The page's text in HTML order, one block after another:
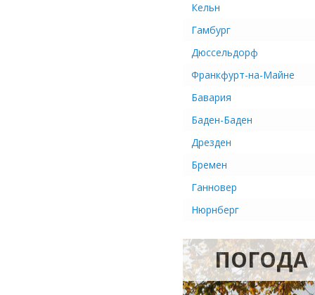
Кельн
Гамбург
Дюссельдорф
Франкфурт-на-Майне
Бавария
Баден-Баден
Дрезден
Бремен
Ганновер
Нюрнберг
ПОГОДА